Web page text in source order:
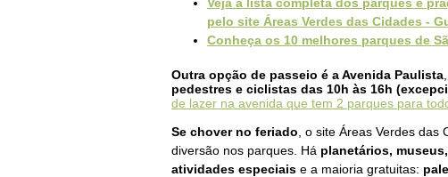
pelo site Áreas Verdes das Cidades -
Conheça os 10 melhores parques de
Outra opção de passeio é a Avenida Paulista
pedestres e ciclistas das 10h às 16h
de lazer na avenida que tem 2 parques para
Se chover no feriado , o site Áreas Verdes
diversão nos parques. Há planetários,
atividades especiais e a maioria gratuitas: